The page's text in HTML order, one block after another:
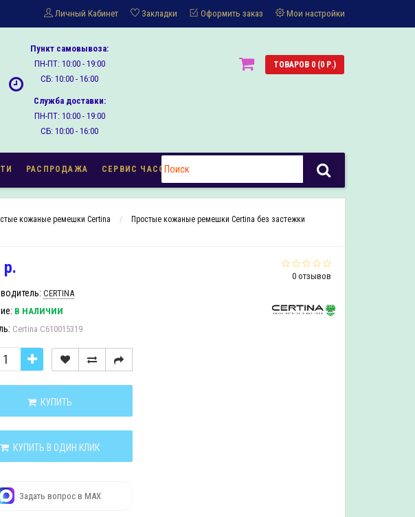
Личный Кабинет Закладки Оформить заказ Мои настройки
Пункт самовывоза:
ПН-ПТ: 10:00 - 19:00
СБ: 10:00 - 16:00
Служба доставки:
ПН-ПТ: 10:00 - 19:00
СБ: 10:00 - 16:00
ТОВАРОВ 0 (0 Р.)
РАСПРОДАЖА СЕРВИС ЧАСОВ
кожаные ремешки Certina
Простые кожаные ремешки Certina без застежки
0 отзывов
р.
CERTINA
В НАЛИЧИИ
Certina C610015319
КУПИТЬ
КУПИТЬ В ОДИН КЛИК
Задать вопрос в MAX